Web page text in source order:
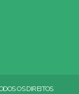
OS DIREITOS